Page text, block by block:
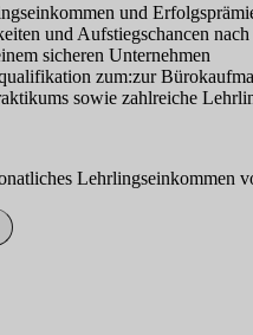
und
und Aufstiegschancen
sicheren Unternehmen
zum:zur
sowie zahlreiche
Lehrlingseinkommen